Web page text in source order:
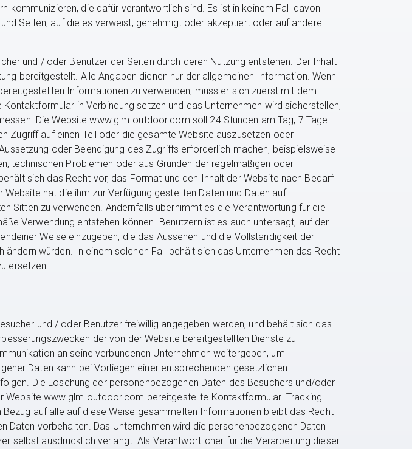
kommunizieren, die dafür verantwortlich sind. Es ist in keinem Fall davon
Seiten, auf die es verweist, genehmigt oder akzeptiert oder auf andere
und / oder Benutzer der Seiten durch deren Nutzung entstehen. Der Inhalt
bereitgestellt. Alle Angaben dienen nur der allgemeinen Information. Wenn
Informationen zu verwenden, muss er sich zuerst mit dem
in Verbindung setzen und das Unternehmen wird sicherstellen,
Die Website www.glm-outdoor.com soll 24 Stunden am Tag, 7 Tage
Zugriff auf einen Teil oder die gesamte Website auszusetzen oder
oder Beendigung des Zugriffs erforderlich machen, beispielsweise
technischen Problemen oder aus Gründen der regelmäßigen oder
sich das Recht vor, das Format und den Inhalt der Website nach Bedarf
hat die ihm zur Verfügung gestellten Daten und Daten auf
Sitten zu verwenden. Andernfalls übernimmt es die Verantwortung für die
Verwendung entstehen können. Benutzern ist es auch untersagt, auf der
Weise einzugeben, die das Aussehen und die Vollständigkeit der
würden. In einem solchen Fall behält sich das Unternehmen das Recht
ersetzen.
und / oder Benutzer freiwillig angegeben werden, und behält sich das
der von der Website bereitgestellten Dienste zu
an seine verbundenen Unternehmen weitergeben, um
Daten kann bei Vorliegen einer entsprechenden gesetzlichen
Die Löschung der personenbezogenen Daten des Besuchers und/oder
www.glm-outdoor.com bereitgestellte Kontaktformular. Tracking-
auf alle auf diese Weise gesammelten Informationen bleibt das Recht
Daten vorbehalten. Das Unternehmen wird die personenbezogenen Daten
selbst ausdrücklich verlangt. Als Verantwortlicher für die Verarbeitung dieser